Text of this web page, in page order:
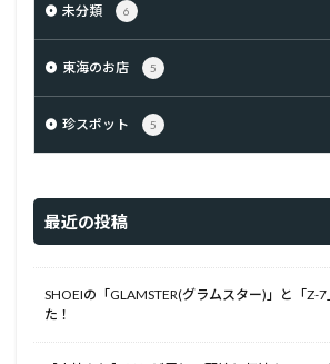
未分類 6
東海のお店 5
珍スポット 5
最近の投稿
SHOEIの「GLAMSTER(グラムスター)」と「Z-
た！